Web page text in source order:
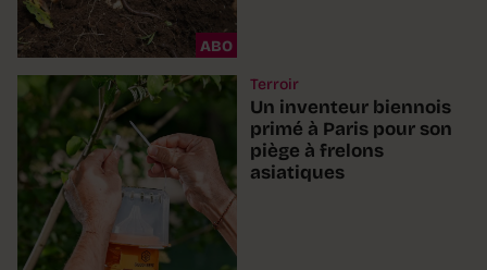
ABO
Terroir
Un inventeur biennois
primé à Paris pour son
piège à frelons
asiatiques